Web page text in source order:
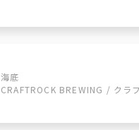
海底
CRAFTROCK BREWING / クラ